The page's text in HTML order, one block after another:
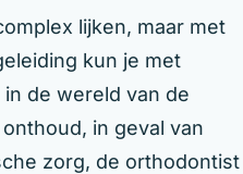
lijken, maar met
kun je met
de wereld van de
in geval van
zorg, de orthodontist